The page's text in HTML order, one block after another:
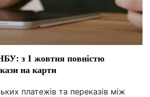
з 1 жовтня повністю
на карти
платежів та переказів між